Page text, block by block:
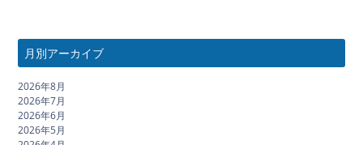
月別アーカイブ
2026年8月
2026年7月
2026年6月
2026年5月